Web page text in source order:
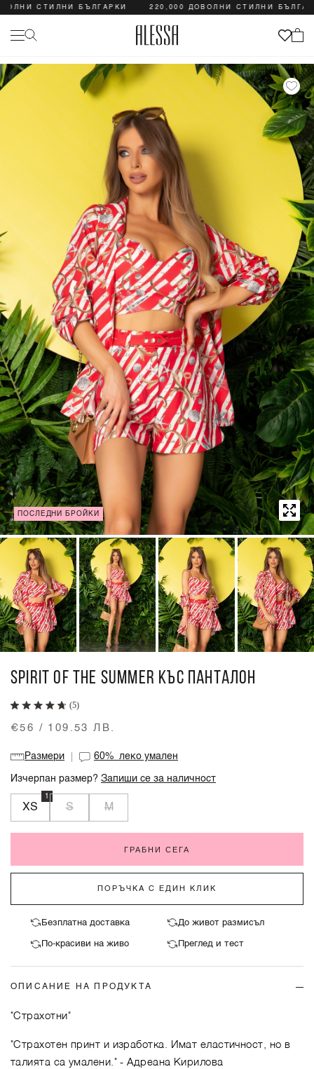
СТИЛНИ БЪЛГАРКИ 220,000 ДОВОЛНИ СТИЛНИ БЪЛГАРКИ
ПОСЛЕДНИ БРОЙКИ
SPIRIT OF THE SUMMER КЪС ПАНТАЛОН
(5)
€56 / 109.53 ЛВ.
Размери 60%леко умален
Изчерпан размер?Запиши се за наличност
XS
1
S M
ГРАБНИ СЕГА
ПОРЪЧКА С ЕДИН КЛИК
Безплатна доставка До живот размисъл
По-красиви на живо Преглед и тест
ОПИСАНИЕ НА ПРОДУКТА
"Страхотни"
"Страхотен принт и изработка. Имат еластичност, но в
талията са умалени." - Адреана Кирилова